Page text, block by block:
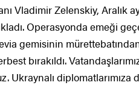
Vladimir Zelenskiy, Aralık
Operasyonda emeği
gemisinin
bırakıldı.
Ukraynalı